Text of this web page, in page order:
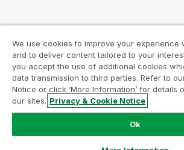
Yasal sözleşmeler
Ürün Koşulları
Legal Policies
Legal Policies
Kullanım koşulları
Ticari markalar
Do Not Share My Info
Telif Hakkı © 1993-2026 QlikTech
We use cookies to improve your experience
and to deliver content tailored to your
you accept the use of additional cookies
data transmission to third parties. Refer to
Notice or click ‘More Information’ for details
our sites. Privacy & Cookie Notice
Ok